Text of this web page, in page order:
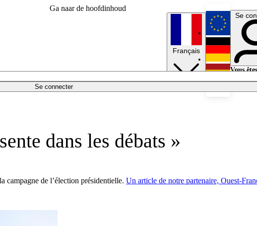
Ga naar de hoofdinhoud
Se connecter
Français
English
Deutsch
Se
Vous
dans les débats »
campagne de l’élection présidentielle. Un article de notre partenaire, Ouest-